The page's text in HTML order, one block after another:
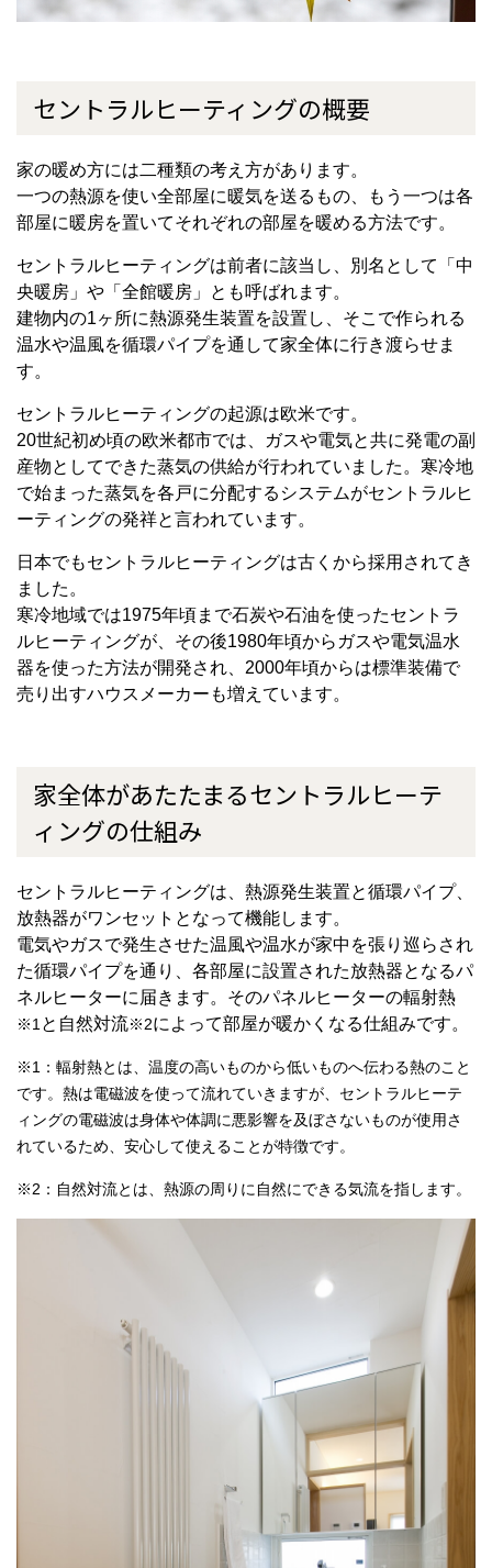
セントラルヒーティングの概要
家の暖め方には二種類の考え方があります。
一つの熱源を使い全部屋に暖気を送るもの、もう一つは各
部屋に暖房を置いてそれぞれの部屋を暖める方法です。
セントラルヒーティングは前者に該当し、別名として「中
央暖房」や「全館暖房」とも呼ばれます。
建物内の1ヶ所に熱源発生装置を設置し、そこで作られる
温水や温風を循環パイプを通して家全体に行き渡らせま
す。
セントラルヒーティングの起源は欧米です。
20世紀初め頃の欧米都市では、ガスや電気と共に発電の副
産物としてできた蒸気の供給が行われていました。寒冷地
で始まった蒸気を各戸に分配するシステムがセントラルヒ
ーティングの発祥と言われています。
日本でもセントラルヒーティングは古くから採用されてき
ました。
寒冷地域では1975年頃まで石炭や石油を使ったセントラ
ルヒーティングが、その後1980年頃からガスや電気温水
器を使った方法が開発され、2000年頃からは標準装備で
売り出すハウスメーカーも増えています。
家全体があたたまるセントラルヒーテ
ィングの仕組み
セントラルヒーティングは、熱源発生装置と循環パイプ、
放熱器がワンセットとなって機能します。
電気やガスで発生させた温風や温水が家中を張り巡らされ
た循環パイプを通り、各部屋に設置された放熱器となるパ
ネルヒーターに届きます。そのパネルヒーターの輻射熱
※1と自然対流※2によって部屋が暖かくなる仕組みです。
※1：輻射熱とは、温度の高いものから低いものへ伝わる熱のこと
です。熱は電磁波を使って流れていきますが、セントラルヒーテ
ィングの電磁波は身体や体調に悪影響を及ぼさないものが使用さ
れているため、安心して使えることが特徴です。
※2：自然対流とは、熱源の周りに自然にできる気流を指します。